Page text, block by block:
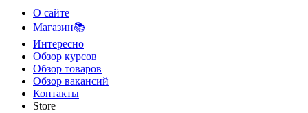
О сайте
Магазин📚
Интересно
Обзор курсов
Обзор товаров
Обзор вакансий
Контакты
Store